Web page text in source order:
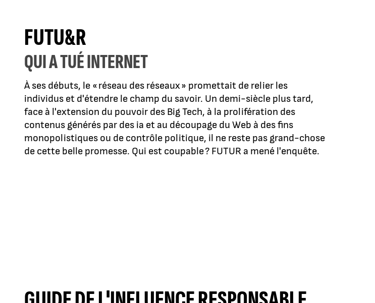
FUTU&R
QUI A TUÉ INTERNET
À ses débuts, le « réseau des réseaux » promettait de relier les
individus et d'étendre le champ du savoir. Un demi-siècle plus tard,
face à l'extension du pouvoir des Big Tech, à la prolifération des
contenus générés par des ia et au découpage du Web à des fins
monopolistiques ou de contrôle politique, il ne reste pas grand-chose
de cette belle promesse. Qui est coupable ? FUTUR a mené l'enquête.